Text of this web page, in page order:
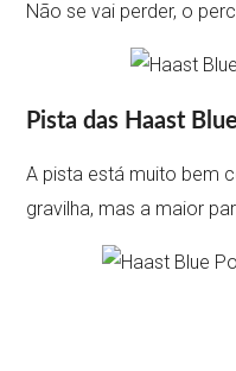
Não se vai perder, o
Pista das Haast
A pista está muito bem
gravilha, mas a maior